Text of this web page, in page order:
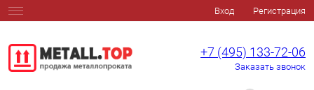
Вход Регистрация
+7 (495) 133-72-06
Заказать звонок